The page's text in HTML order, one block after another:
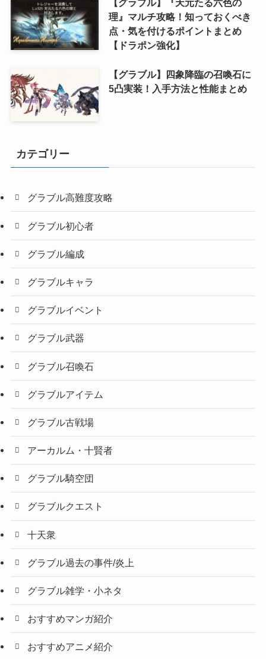
【グラブル】『天元たる六色の
理』マルチ攻略！知っておくべき
点・気を付けるポイントまとめ
【ドラポン強化】
【グラブル】四象降臨の召喚石に
5凸実装！入手方法と性能まとめ
カテゴリー
グラブル高難度攻略
グラブル初心者
グラブル編成
グラブルキャラ
グラブルイベント
グラブル武器
グラブル召喚石
グラブルアイテム
グラブル古戦場
アーカルム・十賢者
グラブル騎空団
グラブルクエスト
十天衆
グラブル過去の事件/炎上
グラブル雑学・小ネタ
おすすめマンガ紹介
おすすめアニメ紹介